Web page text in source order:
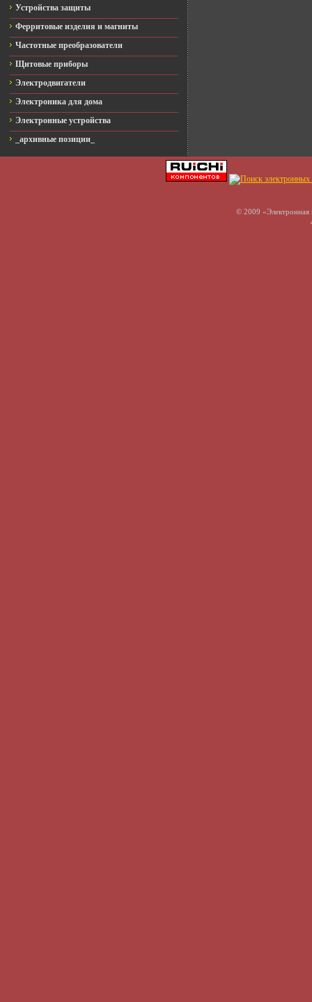
Устройства защиты
Ферритовые изделия и магниты
Частотные преобразователи
Щитовые приборы
Электродвигатели
Электроника для дома
Электронные устройства
_архивные позиции_
© 2009